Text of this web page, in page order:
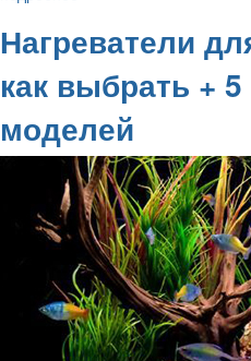
Нагреватели
как выбрать +
моделей